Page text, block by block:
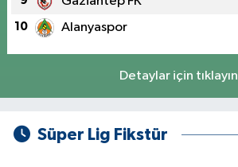
10 Alanyaspor
Detaylar için tıklayın
Süper Lig Fikstür